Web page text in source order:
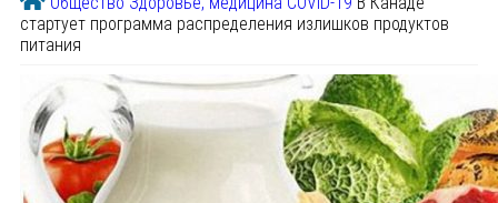
стартует программа распределения излишков продуктов
питания